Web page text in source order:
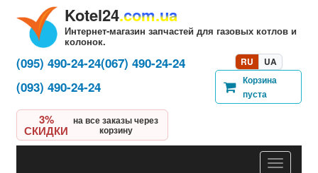
Kotel24.com.ua
Интернет-магазин запчастей для газовых котлов и
колонок.
3%
СКИДКИ
на все заказы через
корзину
(095) 490-24-24(067) 490-24-24
(093) 490-24-24
RU
UA
Корзина
пуста